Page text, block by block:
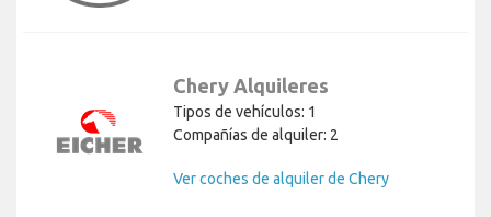
Chery Alquileres
Tipos de vehículos: 1
Compañías de alquiler: 2
Ver coches de alquiler de Chery